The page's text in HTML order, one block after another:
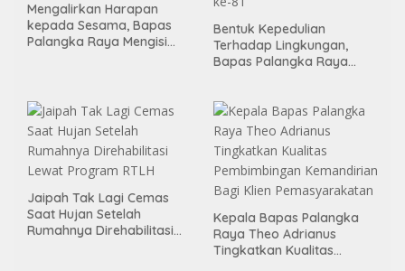
Mengalirkan Harapan
kepada Sesama, Bapas
Palangka Raya Mengisi
Bentuk Kepedulian
Terhadap Lingkungan,
Bapas Palangka Raya
ke-81
Jaipah Tak Lagi Cemas
Saat Hujan Setelah
Rumahnya Direhabilitasi
Kepala Bapas Palangka
Raya Theo Adrianus
Tingkatkan Kualitas